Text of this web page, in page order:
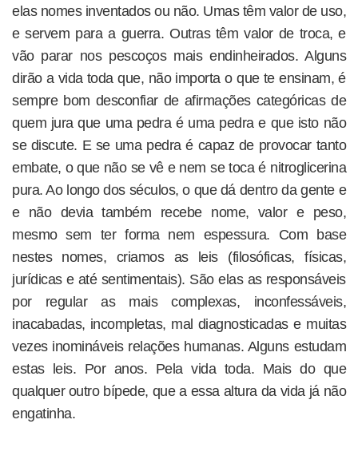
elas nomes inventados ou não. Umas têm valor de uso,
e servem para a guerra. Outras têm valor de troca, e
vão parar nos pescoços mais endinheirados. Alguns
dirão a vida toda que, não importa o que te ensinam, é
sempre bom desconfiar de afirmações categóricas de
quem jura que uma pedra é uma pedra e que isto não
se discute. E se uma pedra é capaz de provocar tanto
embate, o que não se vê e nem se toca é nitroglicerina
pura. Ao longo dos séculos, o que dá dentro da gente e
e não devia também recebe nome, valor e peso,
mesmo sem ter forma nem espessura. Com base
nestes nomes, criamos as leis (filosóficas, físicas,
jurídicas e até sentimentais). São elas as responsáveis
por regular as mais complexas, inconfessáveis,
inacabadas, incompletas, mal diagnosticadas e muitas
vezes inomináveis relações humanas. Alguns estudam
estas leis. Por anos. Pela vida toda. Mais do que
qualquer outro bípede, que a essa altura da vida já não
engatinha.